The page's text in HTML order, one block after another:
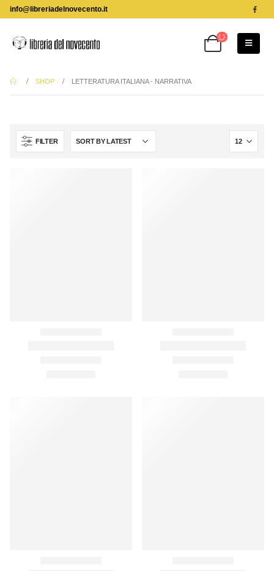
info@libreriadelnovecento.it
SHOP LETTERATURA ITALIANA - NARRATIVA
FILTER